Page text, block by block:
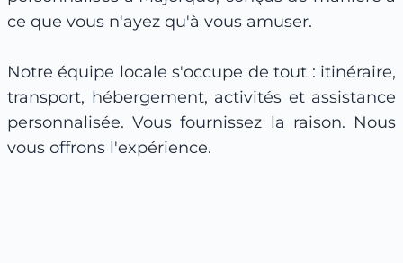
ce que vous n'ayez qu'à vous amuser.
Notre équipe locale s'occupe de tout : itinéraire,
transport, hébergement, activités et assistance
personnalisée. Vous fournissez la raison. Nous
vous offrons l'expérience.